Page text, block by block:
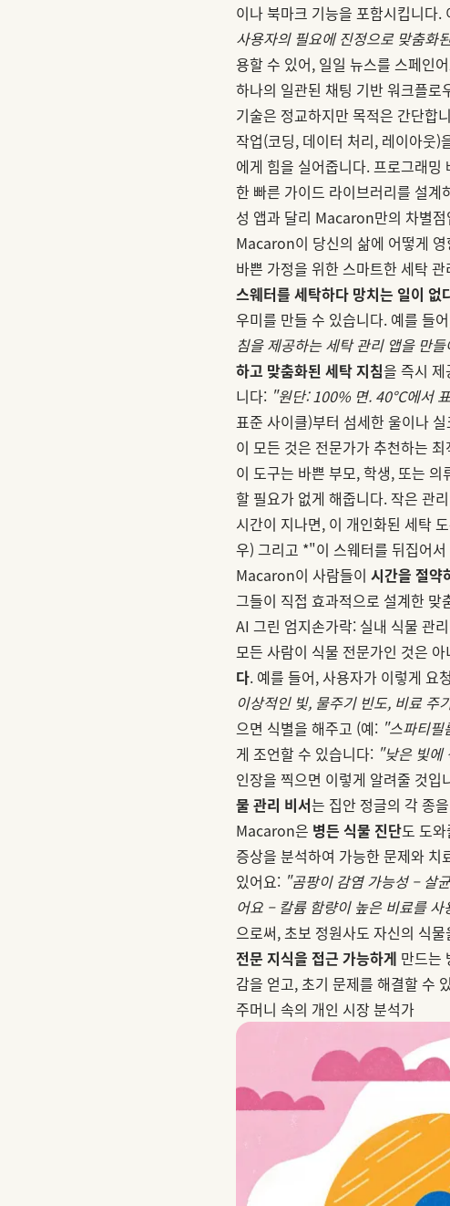
이나 북마크 기능을 포함시킵니다
사용자의 필요에 진정으로 맞춤화
용할 수 있어, 일일 뉴스를 스페인
하나의 일관된 채팅 기반 워크플로
기술은 정교하지만 목적은 간단합
작업(코딩, 데이터 처리, 레이아웃)
에게 힘을 실어줍니다. 프로그래
한 빠른 가이드 라이브러리를 설계
성 앱과 달리 Macaron만의 차별
Macaron이 당신의 삶에 어떻게
바쁜 가정을 위한 스마트한 세탁 관
스웨터를 세탁하다 망치는 일이 없
우미를 만들 수 있습니다. 예를 들
침을 제공하는 세탁 관리 앱을 만
하고 맞춤화된 세탁 지침을 즉시
니다: "원단: 100% 면. 40°C에서
표준 사이클)부터 섬세한 울이나
이 모든 것은 전문가가 추천하는
이 도구는 바쁜 부모, 학생, 또는
할 필요가 없게 해줍니다. 작은 관
시간이 지나면, 이 개인화된 세탁
우) 그리고 *"이 스웨터를 뒤집어
Macaron이 사람들이 시간을 절약
그들이 직접 효과적으로 설계한
AI 그린 엄지손가락: 실내 식물 관
모든 사람이 식물 전문가인 것은
다. 예를 들어, 사용자가 이렇게 요
이상적인 빛, 물주기 빈도, 비료
으면 식별을 해주고 (예: "스파티필
게 조언할 수 있습니다: "낮은 빛에
인장을 찍으면 이렇게 알려줄 것입
물 관리 비서는 집안 정글의 각 종
Macaron은 병든 식물 진단도 도
증상을 분석하여 가능한 문제와 치
있어요: "곰팡이 감염 가능성 – 살
어요 – 칼륨 함량이 높은 비료를
으로써, 초보 정원사도 자신의 식
전문 지식을 접근 가능하게 만드는
감을 얻고, 초기 문제를 해결할 수
주머니 속의 개인 시장 분석가